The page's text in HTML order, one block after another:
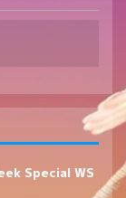
Special WS